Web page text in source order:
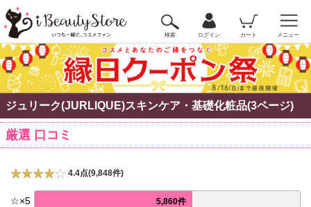
検索 ログイン カート メニュー
ジュリーク(JURLIQUE)スキンケア・基礎化粧品(3ページ)
厳選 口コミ
4.4点(9,848件)
☆×5 5,860件